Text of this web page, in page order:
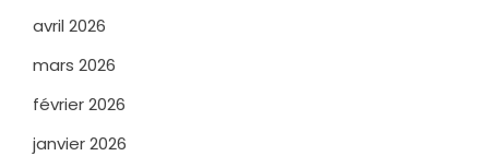
avril 2026
mars 2026
février 2026
janvier 2026